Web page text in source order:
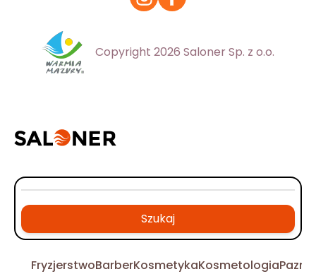
Copyright 2026 Saloner Sp. z o.o.
Szukaj
FryzjerstwoBarberKosmetykaKosmetologia